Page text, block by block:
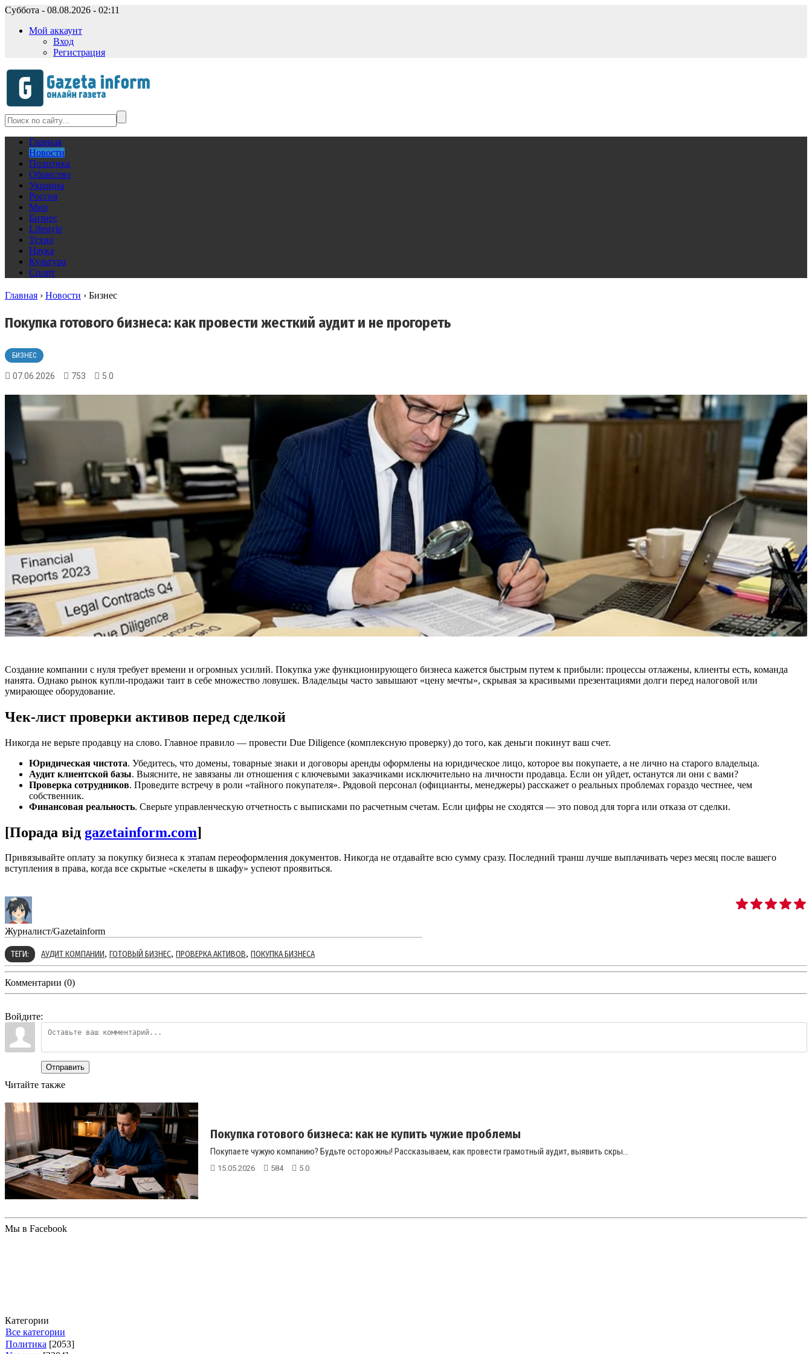
Суббота - 08.08.2026 - 02:11
Мой аккаунт
Вход
Регистрация
Главная
Новости
Политика
Общество
Украина
Россия
Мир
Бизнес
Lifestyle
Техно
Наука
Культура
Спорт
Главная › Новости › Бизнес
Покупка готового бизнеса: как провести жесткий аудит и не прогореть
БИЗНЕС
07.06.2026 753 5.0
Создание компании с нуля требует времени и огромных усилий. Покупка уже функционирующего бизнеса кажется быстрым путем к прибыли: процессы отлажены, клиенты есть, команда
нанята. Однако рынок купли-продажи таит в себе множество ловушек. Владельцы часто завышают «цену мечты», скрывая за красивыми презентациями долги перед налоговой или
умирающее оборудование.
Чек-лист проверки активов перед сделкой
Никогда не верьте продавцу на слово. Главное правило — провести Due Diligence (комплексную проверку) до того, как деньги покинут ваш счет.
Юридическая чистота. Убедитесь, что домены, товарные знаки и договоры аренды оформлены на юридическое лицо, которое вы покупаете, а не лично на старого владельца.
Аудит клиентской базы. Выясните, не завязаны ли отношения с ключевыми заказчиками исключительно на личности продавца. Если он уйдет, останутся ли они с вами?
Проверка сотрудников. Проведите встречу в роли «тайного покупателя». Рядовой персонал (официанты, менеджеры) расскажет о реальных проблемах гораздо честнее, чем
собственник.
Финансовая реальность. Сверьте управленческую отчетность с выписками по расчетным счетам. Если цифры не сходятся — это повод для торга или отказа от сделки.
[Порада від gazetainform.com]
Привязывайте оплату за покупку бизнеса к этапам переоформления документов. Никогда не отдавайте всю сумму сразу. Последний транш лучше выплачивать через месяц после вашего
вступления в права, когда все скрытые «скелеты в шкафу» успеют проявиться.
Журналист/Gazetainform
ТЕГИ: АУДИТ КОМПАНИИ, ГОТОВЫЙ БИЗНЕС, ПРОВЕРКА АКТИВОВ, ПОКУПКА БИЗНЕСА
Комментарии (0)
Войдите:
Отправить
Читайте также
Покупка готового бизнеса: как не купить чужие проблемы
Покупаете чужую компанию? Будьте осторожны! Рассказываем, как провести грамотный аудит, выявить скры...
15.05.2026 584 5.0
Мы в Facebook
Категории
Все категории
Политика [2053]